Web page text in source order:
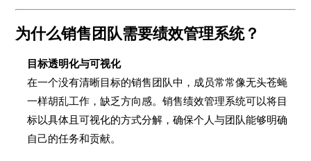
为什么销售团队需要绩效管理系统？
目标透明化与可视化
在一个没有清晰目标的销售团队中，成员常常像无头苍蝇
一样胡乱工作，缺乏方向感。销售绩效管理系统可以将目
标以具体且可视化的方式分解，确保个人与团队能够明确
自己的任务和贡献。